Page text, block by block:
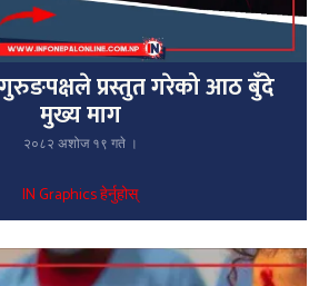
प्रस्तुत गरेको आठ बुँदे
मुख्य माग
२०८२ अशोज १९ गते ।
IN Graphics हेर्नुहोस्